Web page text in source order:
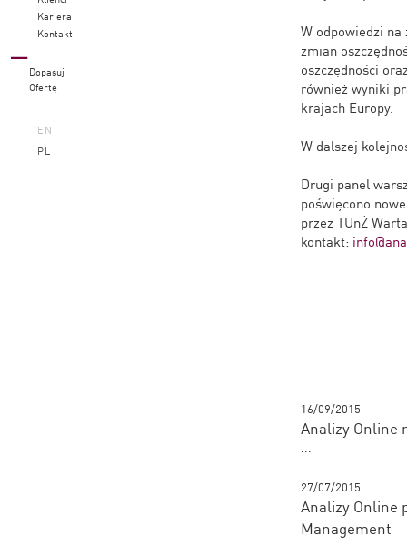
Kariera
Kontakt
Dopasuj
Ofertę
EN
PL
W odpowiedzi
zmian
oszczędności
również wyniki
krajach Europy.
W dalszej
Drugi panel
poświęcono
przez TUnŻ
kontakt:
16/09/2015
Analizy Online
...
27/07/2015
Analizy Online
Management
...